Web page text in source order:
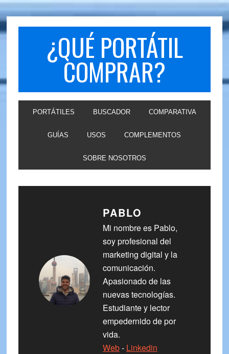
Skip
to
primary
Skip
to
main
¿QUÉ PORTÁTIL
COMPRAR?
PORTÁTILES BUSCADOR COMPARATIVA
GUÍAS USOS COMPLEMENTOS
SOBRE NOSOTROS
PABLO
Mi nombre es Pablo,
soy profesional del
marketing digital y la
comunicación.
Apasionado de las
nuevas tecnologías.
Estudiante y lector
empedernido de por
vida.
Web- Linkedin